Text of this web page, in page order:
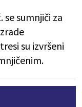
se sumnjiči za
su izvršeni